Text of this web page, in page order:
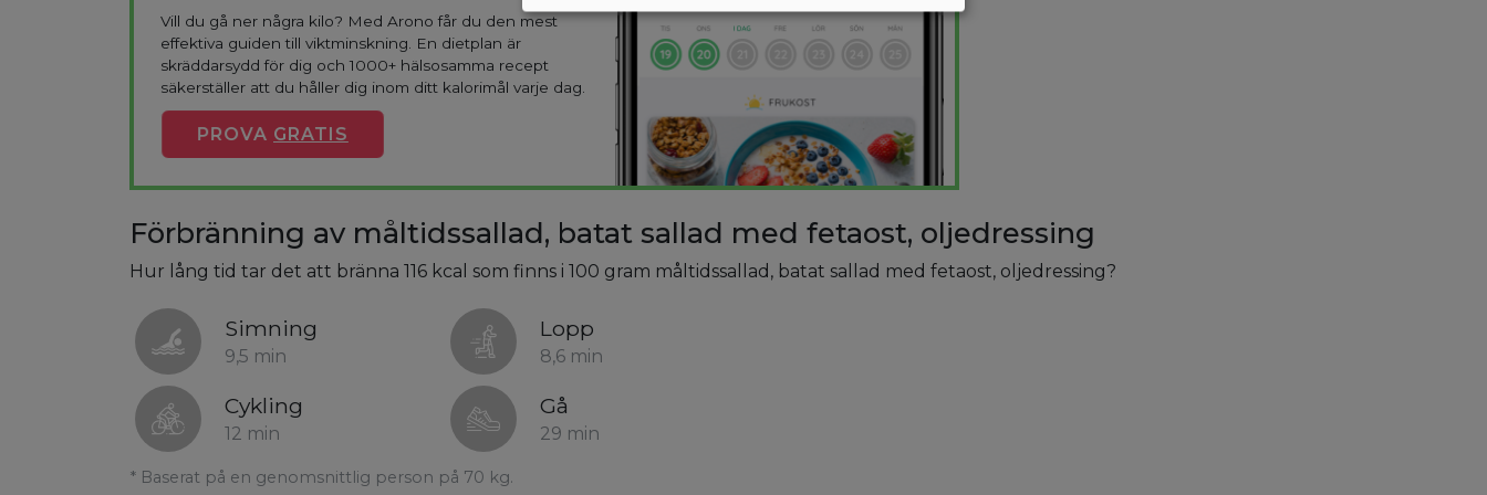
Vill du gå ner några kilo? Med Arono får du den mest
effektiva guiden till viktminskning. En dietplan är
skräddarsydd för dig och 1000+ hälsosamma recept
säkerställer att du håller dig inom ditt kalorimål varje dag.
PROVA GRATIS
Förbränning av måltidssallad, batat sallad med fetaost, oljedressing
Hur lång tid tar det att bränna 116 kcal som finns i 100 gram måltidssallad, batat sallad med fetaost, oljedressing?
Simning
9,5 min
Lopp
8,6 min
Cykling
12 min
Gå
29 min
* Baserat på en genomsnittlig person på 70 kg.